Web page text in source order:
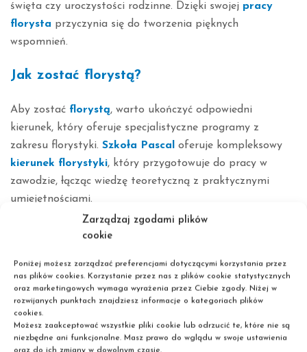
Zarządzaj zgodami plików
cookie
Poniżej możesz zarządzać preferencjami dotyczącymi korzystania przez
nas plików cookies. Korzystanie przez nas z plików cookie statystycznych
oraz marketingowych wymaga wyrażenia przez Ciebie zgody. Niżej w
rozwijanych punktach znajdziesz informacje o kategoriach plików
cookies.
Możesz zaakceptować wszystkie pliki cookie lub odrzucić te, które nie są
niezbędne ani funkcjonalne. Masz prawo do wglądu w swoje ustawienia
oraz do ich zmiany w dowolnym czasie.
święta czy uroczystości rodzinne. Dzięki swojej pracy
florysta przyczynia się do tworzenia pięknych
wspomnień.
Jak zostać florystą?
Aby zostać florystą, warto ukończyć odpowiedni
kierunek, który oferuje specjalistyczne programy z
zakresu florystyki. Szkoła Pascal oferuje kompleksowy
kierunek florystyki, który przygotowuje do pracy w
zawodzie, łącząc wiedzę teoretyczną z praktycznymi
umiejętnościami.
Ucz się na kierunku Florysta w Szkole
Szkoła Pascalzapewnia profesjonalne szkolenie z
zakresu
florystyki , obejmujące takie aspekty jak:
Podstawy botanik